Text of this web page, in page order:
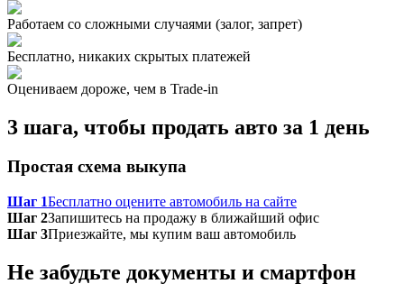
Работаем со сложными случаями (залог, запрет)
Бесплатно, никаких скрытых платежей
Оцениваем дороже, чем в Trade‑in
3 шага, чтобы продать авто за 1 день
Простая схема выкупа
Шаг 1Бесплатно оцените автомобиль на сайте
Шаг 2Запишитесь на продажу в ближайший офис
Шаг 3Приезжайте, мы купим ваш автомобиль
Не забудьте документы и смартфон